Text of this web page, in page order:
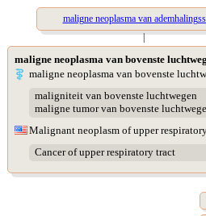
maligne neoplasma van
|
maligne neoplasma van bovenste
maligne neoplasma van bovenste
maligniteit van bovenste luchtwegen
maligne tumor van bovenste
Malignant neoplasm of upper
Cancer of upper respiratory tract